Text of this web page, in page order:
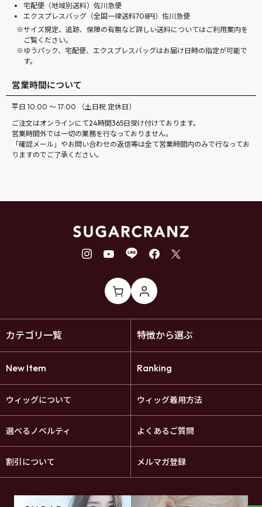
宅配便（地域別送料）佐川急便
エクスプレスバッグ（全国一律送料708円）佐川急便
サイズ規定、追跡、保障の有無など詳しい送料についてはご利用案内を
ご覧ください。
ゆうパック、宅配便、エクスプレスバッグはお届け日時の指定が可能で
す。
営業時間について
平日 10:00 ～ 17:00 （土日祝 定休日）
ご注文はオンラインにて24時間365日受け付けております。
営業時間外では一切の業務を行なっておりません。
「確認メール」やお問い合わせの返信等は全て営業時間内のみで行なってお
りますのでご了承ください。
カテゴリ一覧 特徴から選ぶ
New Item Ranking
ウィッグについて ウィッグ着用方法
選べるノベルティ よくあるご質問
割引について メルマガ登録